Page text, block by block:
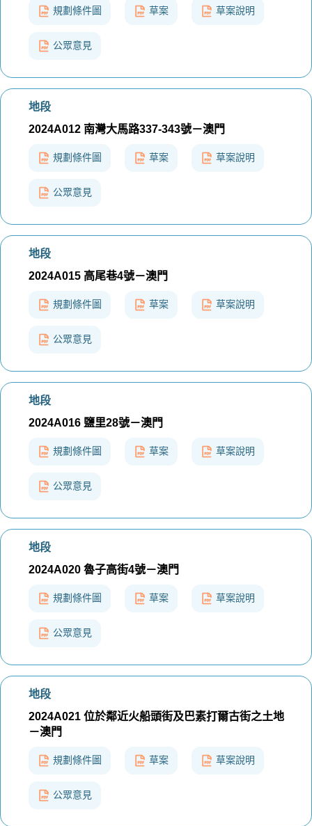
規劃條件圖 草案 草案說明
公眾意見
地段
2024A012 南灣大馬路337-343號－澳門
規劃條件圖 草案 草案說明
公眾意見
地段
2024A015 高尾巷4號－澳門
規劃條件圖 草案 草案說明
公眾意見
地段
2024A016 鹽里28號－澳門
規劃條件圖 草案 草案說明
公眾意見
地段
2024A020 魯子高街4號－澳門
規劃條件圖 草案 草案說明
公眾意見
地段
2024A021 位於鄰近火船頭街及巴素打爾古街之土地
－澳門
規劃條件圖 草案 草案說明
公眾意見